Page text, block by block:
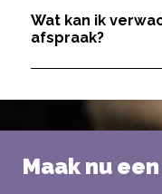
Wat kan ik
afspraak?
Maak nu